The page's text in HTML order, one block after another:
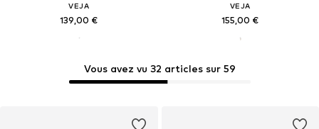
Vous avez vu 32 articles sur 59
VEJA
139,00 €
VEJA
155,00 €